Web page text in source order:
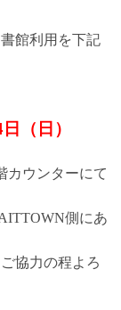
館利用を下記
（日）
カウンターにて
側にあ
協力の程よろ